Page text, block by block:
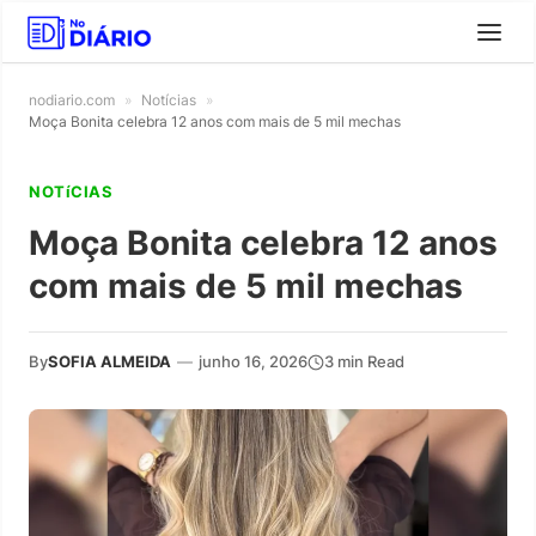
nodiario.com » Notícias »
Moça Bonita celebra 12 anos com mais de 5 mil mechas
NOTíCIAS
Moça Bonita celebra 12 anos
com mais de 5 mil mechas
BySOFIA ALMEIDA — junho 16, 2026 3 min Read